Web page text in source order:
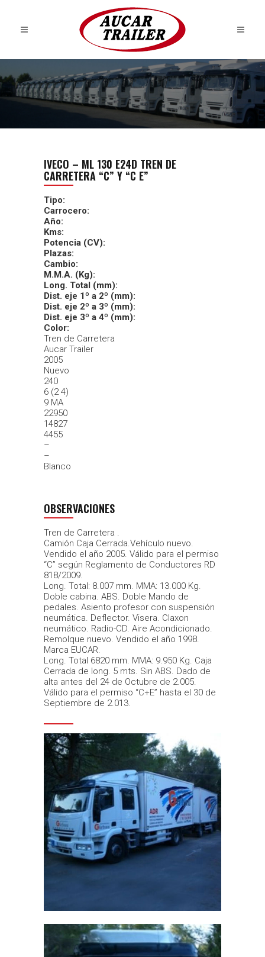
IVECO – ML 130 E24D TREN DE
CARRETERA “C” Y “C E”
Tipo:
Carrocero:
Año:
Kms:
Potencia (CV):
Plazas:
Cambio:
M.M.A. (Kg):
Long. Total (mm):
Dist. eje 1º a 2º (mm):
Dist. eje 2º a 3º (mm):
Dist. eje 3º a 4º (mm):
Color:
Tren de Carretera
Aucar Trailer
2005
Nuevo
240
6 (2 4)
9 MA
22950
14827
4455
–
–
Blanco
OBSERVACIONES
Tren de Carretera .
Camión Caja Cerrada.Vehículo nuevo.
Vendido el año 2005. Válido para el permiso
“C” según Reglamento de Conductores RD
818/2009.
Long. Total: 8.007 mm. MMA: 13.000 Kg.
Doble cabina. ABS. Doble Mando de
pedales. Asiento profesor con suspensión
neumática. Deflector. Visera. Claxon
neumático. Radio-CD. Aire Acondicionado.
Remolque nuevo. Vendido el año 1998.
Marca EUCAR.
Long. Total 6820 mm. MMA: 9.950 Kg. Caja
Cerrada de long. 5 mts. Sin ABS. Dado de
alta antes del 24 de Octubre de 2.005.
Válido para el permiso “C+E” hasta el 30 de
Septiembre de 2.013.